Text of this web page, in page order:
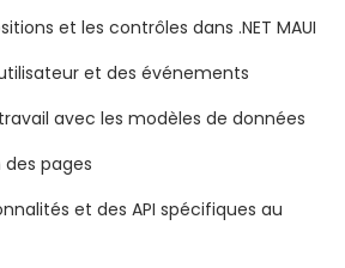
et les contrôles dans .NET MAUI
et des événements
avec les modèles de données
pages
et des API spécifiques au